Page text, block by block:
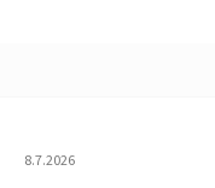
Hodnocení obchodu je 5 z
8.7.2026